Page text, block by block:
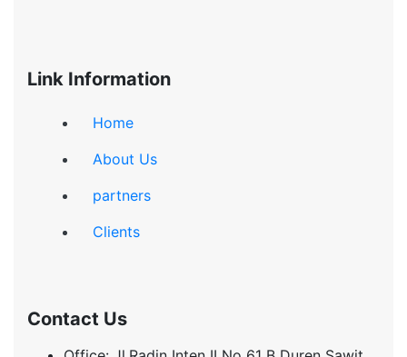
Link Information
Home
About Us
partners
Clients
Contact Us